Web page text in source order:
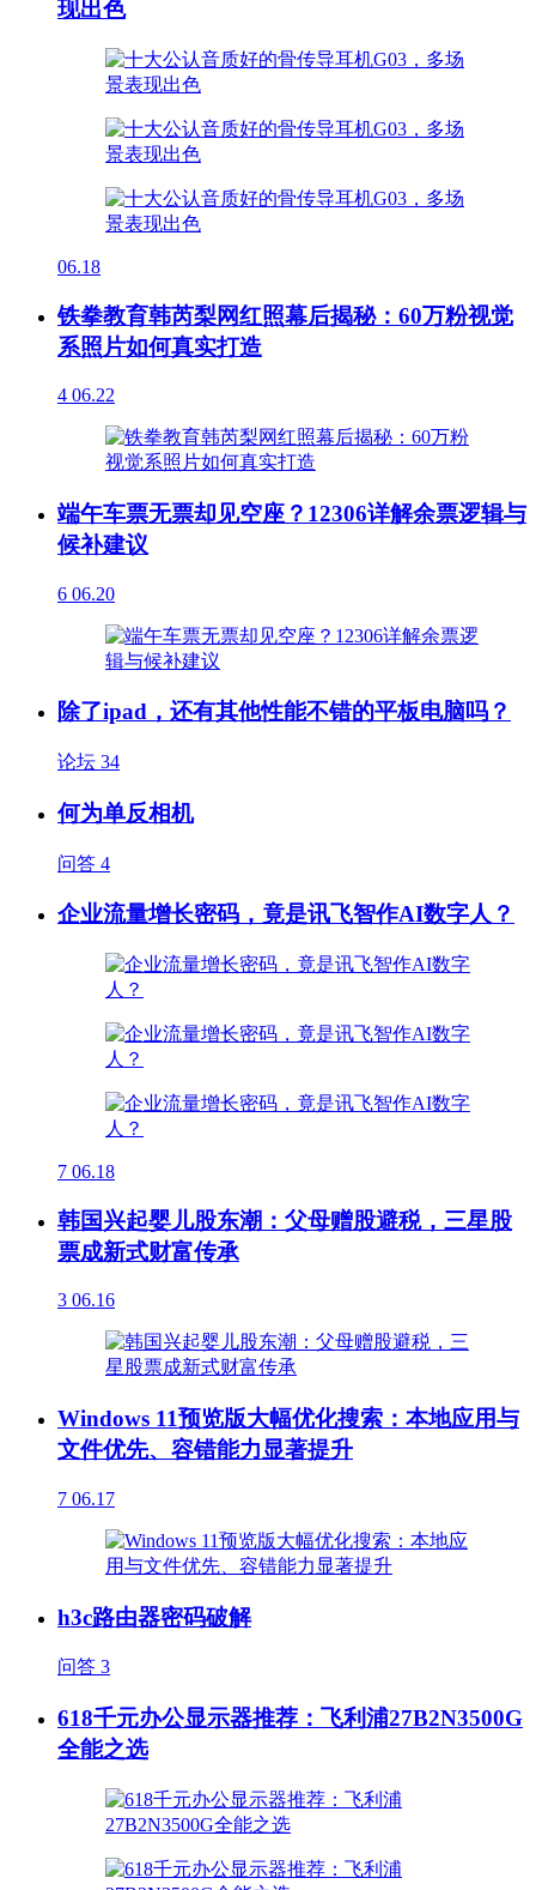
现出色
06.18
铁拳教育韩芮梨网红照幕后揭秘：60万粉视觉
系照片如何真实打造
4 06.22
端午车票无票却见空座？12306详解余票逻辑与
候补建议
6 06.20
除了ipad，还有其他性能不错的平板电脑吗？
论坛 34
何为单反相机
问答 4
企业流量增长密码，竟是讯飞智作AI数字人？
7 06.18
韩国兴起婴儿股东潮：父母赠股避税，三星股
票成新式财富传承
3 06.16
Windows 11预览版大幅优化搜索：本地应用与
文件优先、容错能力显著提升
7 06.17
h3c路由器密码破解
问答 3
618千元办公显示器推荐：飞利浦27B2N3500G
全能之选